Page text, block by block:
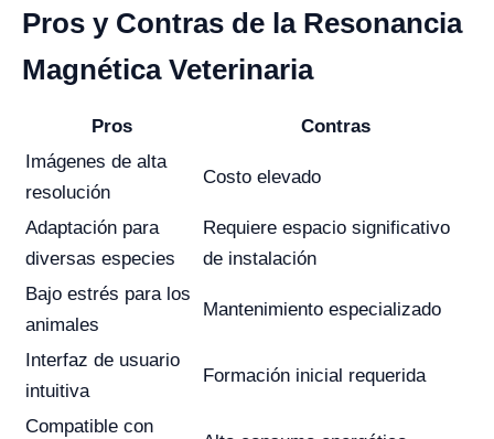
Pros y Contras de la Resonancia
Magnética Veterinaria
Pros
Contras
Imágenes de alta
resolución
Costo elevado
Adaptación para
diversas especies
Requiere espacio significativo
de instalación
Bajo estrés para los
animales
Mantenimiento especializado
Interfaz de usuario
intuitiva
Formación inicial requerida
Compatible con